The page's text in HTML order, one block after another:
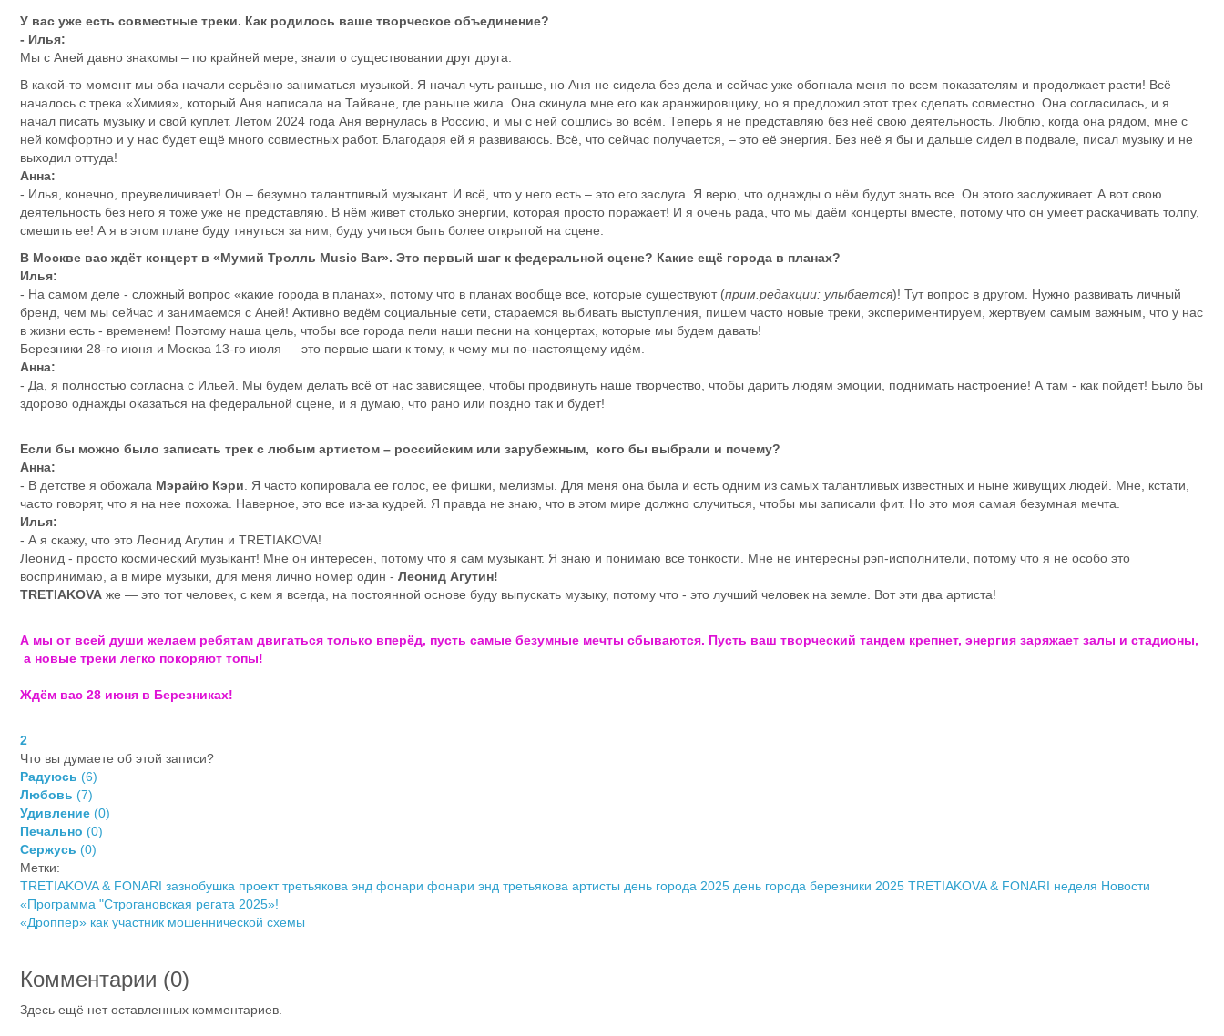
У вас уже есть совместные треки. Как родилось ваше творческое объединение?
- Илья:
Мы с Аней давно знакомы – по крайней мере, знали о существовании друг друга.
В какой-то момент мы оба начали серьёзно заниматься музыкой. Я начал чуть раньше, но Аня не сидела без дела и сейчас уже обогнала меня по всем показателям и продолжает расти! Всё
началось с трека «Химия», который Аня написала на Тайване, где раньше жила. Она скинула мне его как аранжировщику, но я предложил этот трек сделать совместно. Она согласилась, и я
начал писать музыку и свой куплет. Летом 2024 года Аня вернулась в Россию, и мы с ней сошлись во всём. Теперь я не представляю без неё свою деятельность. Люблю, когда она рядом, мне с
ней комфортно и у нас будет ещё много совместных работ. Благодаря ей я развиваюсь. Всё, что сейчас получается, – это её энергия. Без неё я бы и дальше сидел в подвале, писал музыку и не
выходил оттуда!
Анна:
- Илья, конечно, преувеличивает! Он – безумно талантливый музыкант. И всё, что у него есть – это его заслуга. Я верю, что однажды о нём будут знать все. Он этого заслуживает. А вот свою
деятельность без него я тоже уже не представляю. В нём живет столько энергии, которая просто поражает! И я очень рада, что мы даём концерты вместе, потому что он умеет раскачивать толпу,
смешить ее! А я в этом плане буду тянуться за ним, буду учиться быть более открытой на сцене.
В Москве вас ждёт концерт в «Мумий Тролль Music Bar». Это первый шаг к федеральной сцене? Какие ещё города в планах?
Илья:
- На самом деле - сложный вопрос «какие города в планах», потому что в планах вообще все, которые существуют (прим.редакции: улыбается)! Тут вопрос в другом. Нужно развивать личный
бренд, чем мы сейчас и занимаемся с Аней! Активно ведём социальные сети, стараемся выбивать выступления, пишем часто новые треки, экспериментируем, жертвуем самым важным, что у нас
в жизни есть - временем! Поэтому наша цель, чтобы все города пели наши песни на концертах, которые мы будем давать!
Березники 28-го июня и Москва 13-го июля — это первые шаги к тому, к чему мы по-настоящему идём.
Анна:
- Да, я полностью согласна с Ильей. Мы будем делать всё от нас зависящее, чтобы продвинуть наше творчество, чтобы дарить людям эмоции, поднимать настроение! А там - как пойдет! Было бы
здорово однажды оказаться на федеральной сцене, и я думаю, что рано или поздно так и будет!
Если бы можно было записать трек с любым артистом – российским или зарубежным, кого бы выбрали и почему?
Анна:
- В детстве я обожала Мэрайю Кэри . Я часто копировала ее голос, ее фишки, мелизмы. Для меня она была и есть одним из самых талантливых известных и ныне живущих людей. Мне, кстати,
часто говорят, что я на нее похожа. Наверное, это все из-за кудрей. Я правда не знаю, что в этом мире должно случиться, чтобы мы записали фит. Но это моя самая безумная мечта.
Илья:
- А я скажу, что это Леонид Агутин и TRETIAKOVA!
Леонид - просто космический музыкант! Мне он интересен, потому что я сам музыкант. Я знаю и понимаю все тонкости. Мне не интересны рэп-исполнители, потому что я не особо это
воспринимаю, а в мире музыки, для меня лично номер один - Леонид Агутин!
TRETIAKOVA же — это тот человек, с кем я всегда, на постоянной основе буду выпускать музыку, потому что - это лучший человек на земле. Вот эти два артиста!
А мы от всей души желаем ребятам двигаться только вперёд, пусть самые безумные мечты сбываются. Пусть ваш творческий тандем крепнет, энергия заряжает залы и стадионы,
а новые треки легко покоряют топы!
Ждём вас 28 июня в Березниках!
2
Что вы думаете об этой записи?
Радуюсь (6)
Любовь (7)
Удивление (0)
Печально (0)
Сержусь (0)
Метки:
TRETIAKOVA & FONARI зазнобушка проект третьякова энд фонари фонари энд третьякова артисты день города 2025 день города березники 2025 TRETIAKOVA & FONARI неделя Новости
«Программа "Строгановская регата 2025»!
«Дроппер» как участник мошеннической схемы
Комментарии (0)
Здесь ещё нет оставленных комментариев.